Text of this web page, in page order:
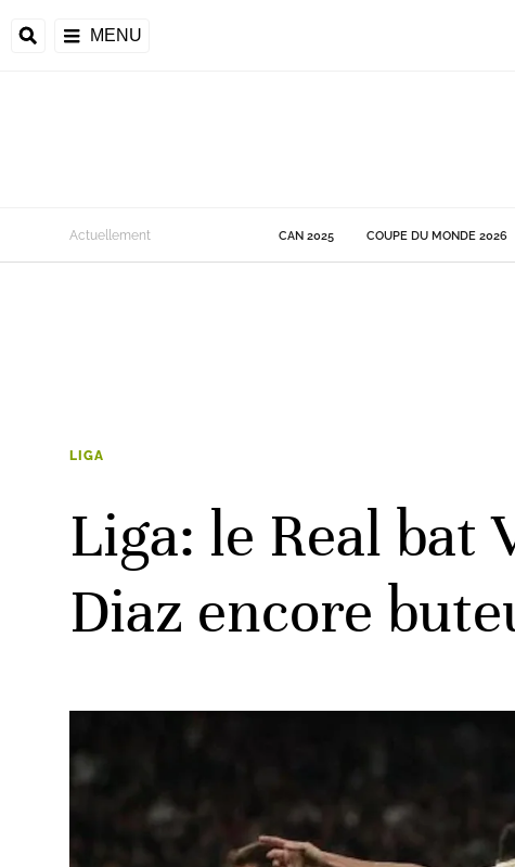
MENU
de la CAF
Actuellement CAN 2025 COUPE DU MONDE 2026
LIGA
Liga: le Real
Diaz encore